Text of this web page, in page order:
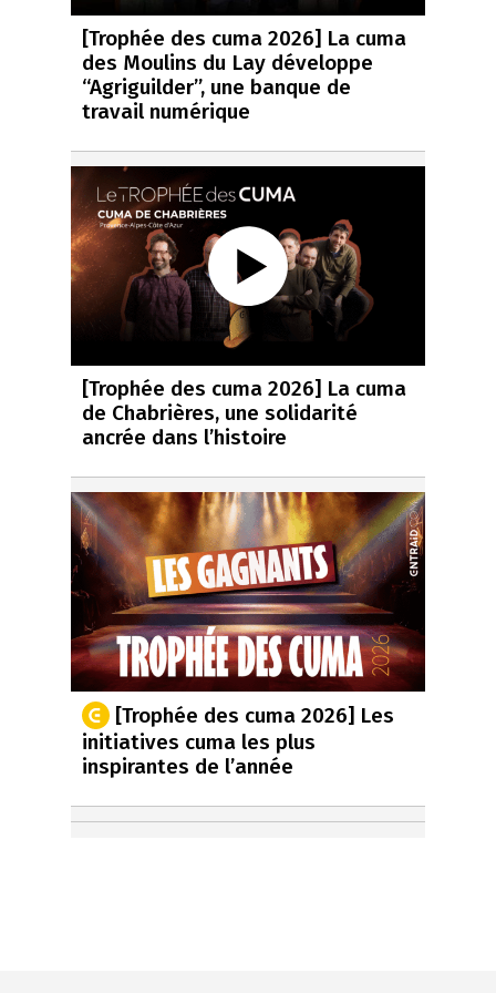
[Trophée des cuma 2026] La cuma
des Moulins du Lay développe
“Agriguilder”, une banque de
travail numérique
[Trophée des cuma 2026] La cuma
de Chabrières, une solidarité
ancrée dans l’histoire
[Trophée des cuma 2026] Les
initiatives cuma les plus
inspirantes de l’année